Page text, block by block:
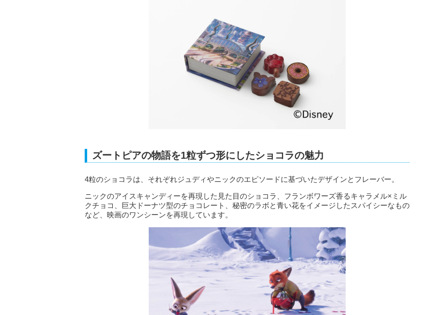
ズートピアの物語を1粒ずつ形にしたショコラの魅力
4粒のショコラは、それぞれジュディやニックのエピソードに基づいたデザインとフレーバー。
ニックのアイスキャンディーを再現した見た目のショコラ、フランボワーズ香るキャラメル×ミル
クチョコ、巨大ドーナツ型のチョコレート、秘密のラボと青い花をイメージしたスパイシーなもの
など、映画のワンシーンを再現しています。